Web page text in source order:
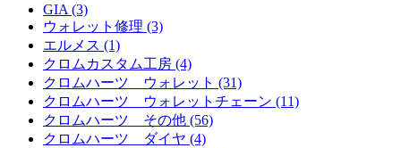
GIA (3)
ウォレット修理 (3)
エルメス (1)
クロムカスタム工房 (4)
クロムハーツ ウォレット (31)
クロムハーツ ウォレットチェーン (11)
クロムハーツ その他 (56)
クロムハーツ ダイヤ (4)